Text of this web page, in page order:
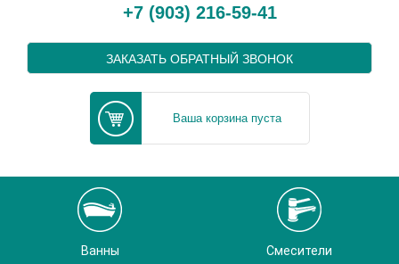
+7 (903) 216-59-41
ЗАКАЗАТЬ ОБРАТНЫЙ ЗВОНОК
Ваша корзина пуста
Ванны Смесители